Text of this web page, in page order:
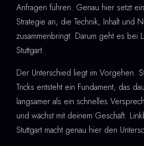
Anfragen führen. Genau hier setzt
Strategie an, die Technik, Inhalt und
zusammenbringt. Darum geht es bei
Stuttgart.
Der Unterschied liegt im Vorgehen.
Tricks entsteht ein Fundament, das
langsamer als ein schnelles
und wächst mit deinem Geschäft.
Stuttgart macht genau hier den